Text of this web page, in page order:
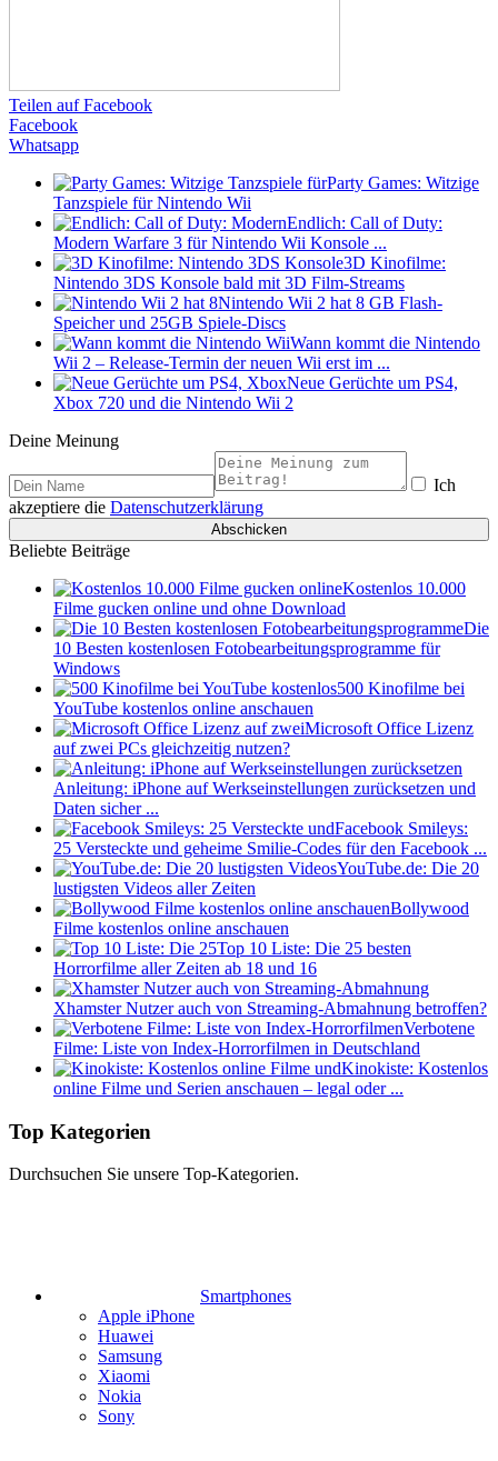
Teilen auf Facebook
Facebook
Whatsapp
Party Games: Witzige
Tanzspiele für Nintendo Wii
Endlich: Call of Duty:
Modern Warfare 3 für Nintendo Wii Konsole ...
3D Kinofilme:
Nintendo 3DS Konsole bald mit 3D Film-Streams
Nintendo Wii 2 hat 8 GB Flash-
Speicher und 25GB Spiele-Discs
Wann kommt die Nintendo
Wii 2 – Release-Termin der neuen Wii erst im ...
Neue Gerüchte um PS4,
Xbox 720 und die Nintendo Wii 2
Deine Meinung
Ich
akzeptiere die Datenschutzerklärung
Beliebte Beiträge
Kostenlos 10.000
Filme gucken online und ohne Download
Die
10 Besten kostenlosen Fotobearbeitungsprogramme für
Windows
500 Kinofilme bei
YouTube kostenlos online anschauen
Microsoft Office Lizenz
auf zwei PCs gleichzeitig nutzen?
Anleitung: iPhone auf Werkseinstellungen zurücksetzen und
Daten sicher ...
Facebook Smileys:
25 Versteckte und geheime Smilie-Codes für den Facebook ...
YouTube.de: Die 20
lustigsten Videos aller Zeiten
Bollywood
Filme kostenlos online anschauen
Top 10 Liste: Die 25 besten
Horrorfilme aller Zeiten ab 18 und 16
Xhamster Nutzer auch von Streaming-Abmahnung betroffen?
Verbotene
Filme: Liste von Index-Horrorfilmen in Deutschland
Kinokiste: Kostenlos
online Filme und Serien anschauen – legal oder ...
Top Kategorien
Durchsuchen Sie unsere Top-Kategorien.
Smartphones
Apple iPhone
Huawei
Samsung
Xiaomi
Nokia
Sony